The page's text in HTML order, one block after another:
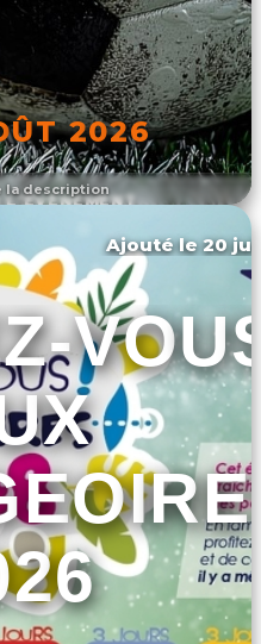
la description
2026
Ajouté le 20